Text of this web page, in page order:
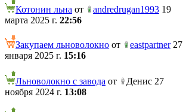
Котонин льна от andredrugan1993 19
марта 2025 г. 22:56
Закупаем льноволокно от eastpartner27
января 2025 г. 15:16
Льноволокно с завода от
Денис 27
ноября 2024 г. 13:08